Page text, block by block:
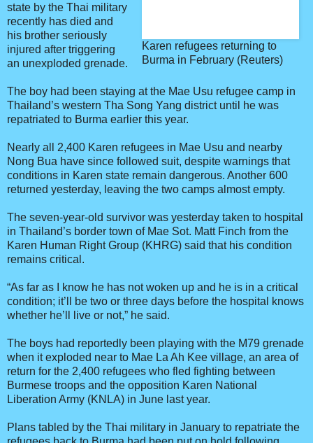
Karen refugees returning to
Burma in February (Reuters)
state by the Thai military
recently has died and
his brother seriously
injured after triggering
an unexploded grenade.
The boy had been staying at the Mae Usu refugee camp in
Thailand’s western Tha Song Yang district until he was
repatriated to Burma earlier this year.
Nearly all 2,400 Karen refugees in Mae Usu and nearby
Nong Bua have since followed suit, despite warnings that
conditions in Karen state remain dangerous. Another 600
returned yesterday, leaving the two camps almost empty.
The seven-year-old survivor was yesterday taken to hospital
in Thailand’s border town of Mae Sot. Matt Finch from the
Karen Human Right Group (KHRG) said that his condition
remains critical.
“As far as I know he has not woken up and he is in a critical
condition; it’ll be two or three days before the hospital knows
whether he’ll live or not,” he said.
The boys had reportedly been playing with the M79 grenade
when it exploded near to Mae La Ah Kee village, an area of
return for the 2,400 refugees who fled fighting between
Burmese troops and the opposition Karen National
Liberation Army (KNLA) in June last year.
Plans tabled by the Thai military in January to repatriate the